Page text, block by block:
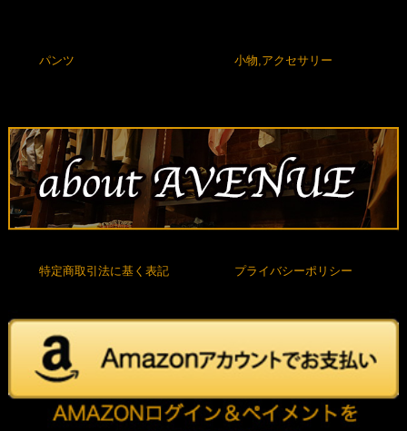
パンツ 小物,アクセサリー
特定商取引法に基く表記 プライバシーポリシー